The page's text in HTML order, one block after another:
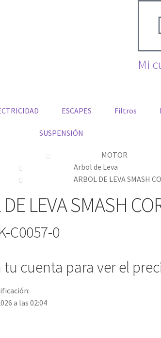
Mi
ESCAPES Filtros
SUSPENSIÓN
MOTOR
Arbol de Leva
ARBOL DE LEVA SMASH
LEVA SMASH
C0057-0
tu cuenta para ver el
a las 02:04